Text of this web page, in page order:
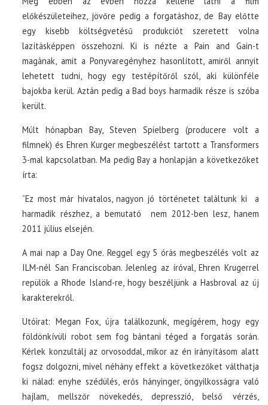
előkészületeihez, jövőre pedig a forgatáshoz, de Bay előtte
egy kisebb költségvetésű produkciót szeretett volna
lazításképpen összehozni. Ki is nézte a Pain and Gain-t
magának, amit a Ponyvaregényhez hasonlított, amiről annyit
lehetett tudni, hogy egy testépítőről szól, aki különféle
bajokba kerül. Aztán pedig a Bad boys harmadik része is szóba
került.
Múlt hónapban Bay, Steven Spielberg (producere volt a
filmnek) és Ehren Kurger megbeszélést tartott a Transformers
3-mal kapcsolatban. Ma pedig Bay a honlapján a következőket
írta:
“Ez most már hivatalos, nagyon jó történetet találtunk ki a
harmadik részhez, a bemutató nem 2012-ben lesz, hanem
2011 július elsején.
A mai nap a Day One. Reggel egy 5 órás megbeszélés volt az
ILM-nél San Franciscoban. Jelenleg az íróval, Ehren Krugerrel
repülök a Rhode Island-re, hogy beszéljünk a Hasbroval az új
karakterekről.
Utóirat: Megan Fox, újra találkozunk, megígérem, hogy egy
földönkívüli robot sem fog bántani téged a forgatás során.
Kérlek konzultálj az orvosoddal, mikor az én irányításom alatt
fogsz dolgozni, mivel néhány effekt a következőket válthatja
ki nálad: enyhe szédülés, erős hányinger, öngyilkosságra való
hajlam, mellszőr növekedés, depresszió, belső vérzés,